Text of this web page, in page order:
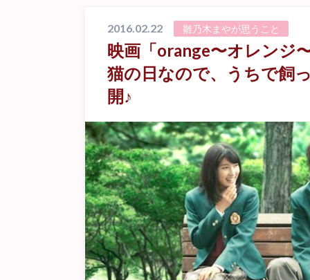
2016.02.22 雛乃木まやが思うこと
映画「orange〜オレンジ
猫の日なので、うちで飼
開♪